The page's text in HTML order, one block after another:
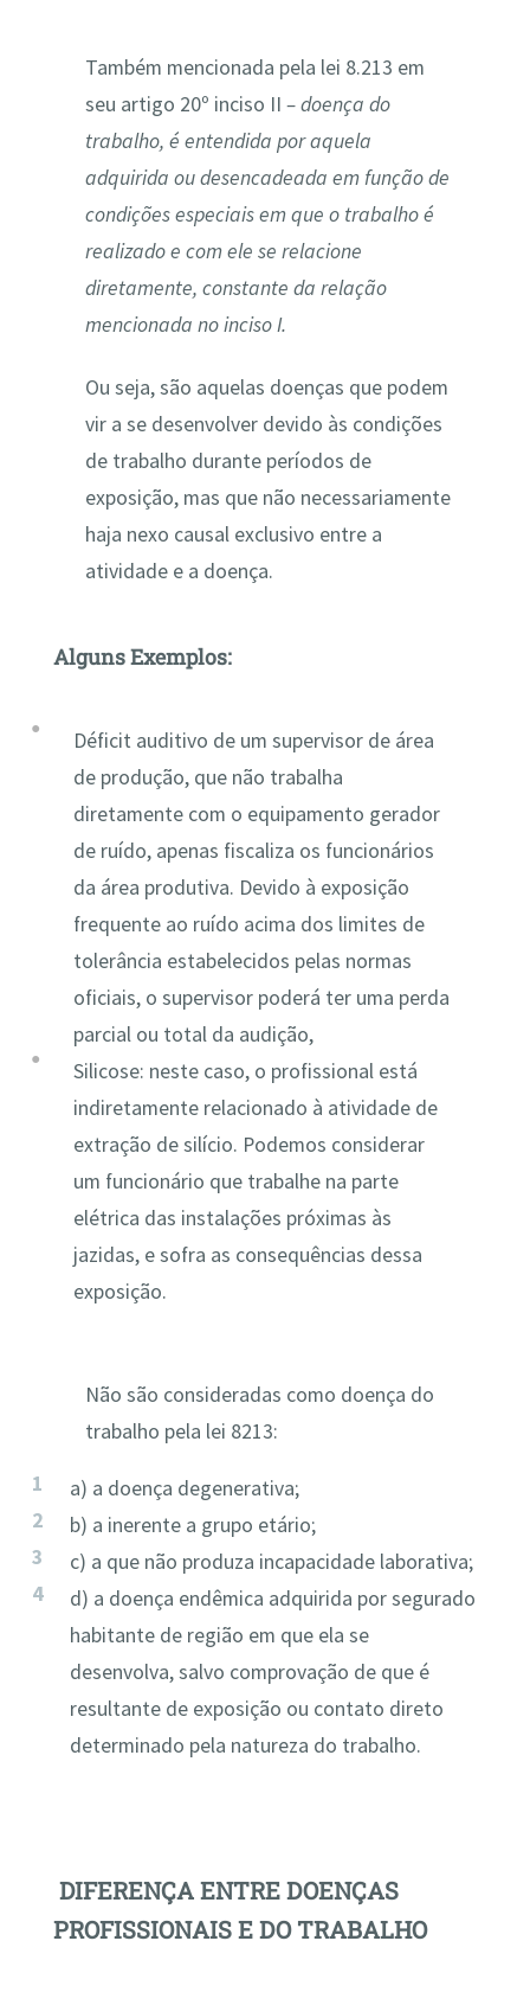
Também mencionada pela lei 8.213 em
seu artigo 20º inciso II – doença do
trabalho, é entendida por aquela
adquirida ou desencadeada em função de
condições especiais em que o trabalho é
realizado e com ele se relacione
diretamente, constante da relação
mencionada no inciso I.
Ou seja, são aquelas doenças que podem
vir a se desenvolver devido às condições
de trabalho durante períodos de
exposição, mas que não necessariamente
haja nexo causal exclusivo entre a
atividade e a doença.
Alguns Exemplos:
Déficit auditivo de um supervisor de área
de produção, que não trabalha
diretamente com o equipamento gerador
de ruído, apenas fiscaliza os funcionários
da área produtiva. Devido à exposição
frequente ao ruído acima dos limites de
tolerância estabelecidos pelas normas
oficiais, o supervisor poderá ter uma perda
parcial ou total da audição,
Silicose: neste caso, o profissional está
indiretamente relacionado à atividade de
extração de silício. Podemos considerar
um funcionário que trabalhe na parte
elétrica das instalações próximas às
jazidas, e sofra as consequências dessa
exposição.
Não são consideradas como doença do
trabalho pela lei 8213:
a) a doença degenerativa;
b) a inerente a grupo etário;
c) a que não produza incapacidade laborativa;
d) a doença endêmica adquirida por segurado
habitante de região em que ela se
desenvolva, salvo comprovação de que é
resultante de exposição ou contato direto
determinado pela natureza do trabalho.
DIFERENÇA ENTRE DOENÇAS
PROFISSIONAIS E DO TRABALHO